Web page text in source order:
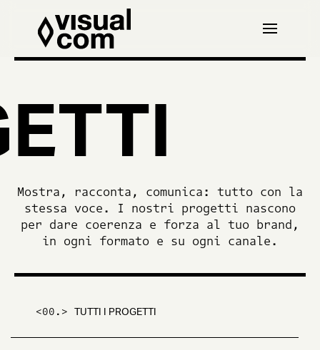
Mostra, racconta, comunica: tutto con la
stessa voce. I nostri progetti nascono
per dare coerenza e forza al tuo brand,
in ogni formato e su ogni canale.
<00.> TUTTI I PROGETTI